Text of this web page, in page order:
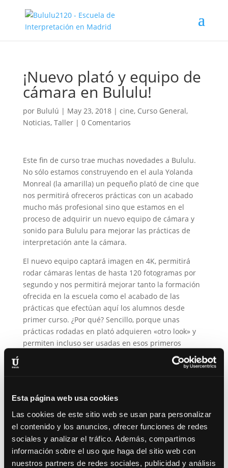
Esta página web usa cookies
Las cookies de este sitio web se usan para personalizar
el contenido y los anuncios, ofrecer funciones de redes
sociales y analizar el tráfico. Además, compartimos
información sobre el uso que haga del sitio web con
nuestros partners de redes sociales, publicidad y análisis
¡Nuevo plató y equipo de
cámara en Bululu!
por Bululú | May 23, 2018| cine, Curso General,
Noticias, Taller| 0 Comentarios
Este fin de curso trae muchas novedades a Bululu.
No sólo estamos construyendo en el aula Yolanda
Monreal (la amarilla) un pequeño plató de cine que
nos permitirá ofreceros prácticas con un acabado
mucho más profesional sino que estamos en el
proceso de adquirir un nuevo equipo de cámara y
sonido para Bululu para mejorar las prácticas de
interpretación ante la cámara.
El nuevo equipo captará imagen en 4K, permitirá
rodar cámaras lentas de hasta 120 fotogramas por
segundo y nos permitirá mejorar tanto la formación
ofrecida en la escuela como el acabado de las
prácticas que efectúan aquí los alumnos desde
primer curso. ¿Por qué? Sencillo, porque unas
prácticas rodadas en plató adquieren «otro look» y
permiten incluso ser usadas en esos primeros
vídeobook que tanto esfuerzo cuesta reunir.
que, con carácter puntual, también ofreceremos
ofertará en alquiler para producciones externas,
siempre entendiendo que la prioridad de Bululu es
su actividad formativa y no la de alquilar salas.